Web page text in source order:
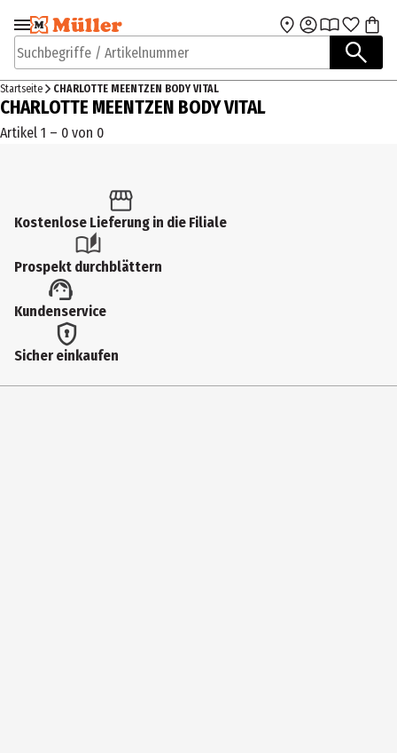
Zur Navigation
springen
Zum Hauptinhalt
Suchbegriffe / Artikelnummer
Startseite CHARLOTTE MEENTZEN BODY VITAL
CHARLOTTE MEENTZEN BODY VITAL
Artikel 1 – 0 von 0
Kostenlose Lieferung in die Filiale
Prospekt durchblättern
Kundenservice
Sicher einkaufen